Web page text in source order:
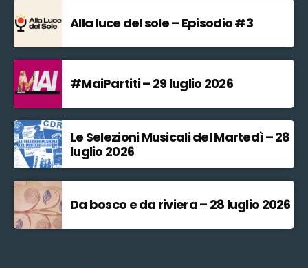
Alla luce del sole – Episodio #3
#MaiPartiti – 29 luglio 2026
Le Selezioni Musicali del Martedì – 28
luglio 2026
Da bosco e da riviera – 28 luglio 2026